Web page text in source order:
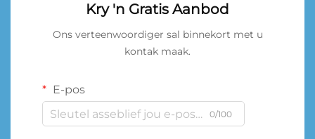
Kry 'n Gratis Aanbod
Ons verteenwoordiger sal binnekort met u
kontak maak.
E-pos
0/100